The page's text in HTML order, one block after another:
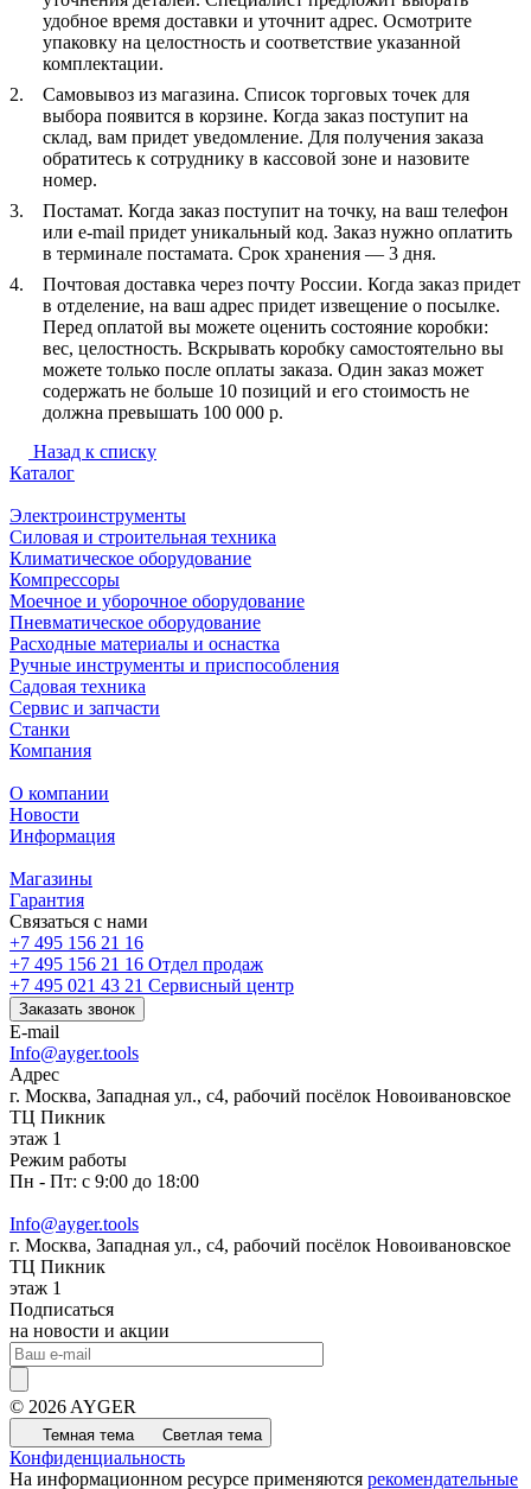
удобное время доставки и уточнит адрес. Осмотрите
упаковку на целостность и соответствие указанной
комплектации.
Самовывоз из магазина. Список торговых точек для
выбора появится в корзине. Когда заказ поступит на
склад, вам придет уведомление. Для получения заказа
обратитесь к сотруднику в кассовой зоне и назовите
номер.
Постамат. Когда заказ поступит на точку, на ваш телефон
или e-mail придет уникальный код. Заказ нужно оплатить
в терминале постамата. Срок хранения — 3 дня.
Почтовая доставка через почту России. Когда заказ придет
в отделение, на ваш адрес придет извещение о посылке.
Перед оплатой вы можете оценить состояние коробки:
вес, целостность. Вскрывать коробку самостоятельно вы
можете только после оплаты заказа. Один заказ может
содержать не больше 10 позиций и его стоимость не
должна превышать 100 000 р.
Назад к списку
Каталог
Электроинструменты
Силовая и строительная техника
Климатическое оборудование
Компрессоры
Моечное и уборочное оборудование
Пневматическое оборудование
Расходные материалы и оснастка
Ручные инструменты и приспособления
Садовая техника
Сервис и запчасти
Станки
Компания
О компании
Новости
Информация
Магазины
Гарантия
Связаться с нами
+7 495 156 21 16
+7 495 156 21 16 Отдел продаж
+7 495 021 43 21 Cервисный центр
Заказать звонок
E-mail
Info@ayger.tools
Адрес
г. Москва, Западная ул., с4, рабочий посёлок Новоивановское
ТЦ Пикник
этаж 1
Режим работы
Пн - Пт: с 9:00 до 18:00
Info@ayger.tools
г. Москва, Западная ул., с4, рабочий посёлок Новоивановское
ТЦ Пикник
этаж 1
Подписаться
на новости и акции
© 2026 AYGER
Темная тема Светлая тема
Конфиденциальность
На информационном ресурсе применяются рекомендательные